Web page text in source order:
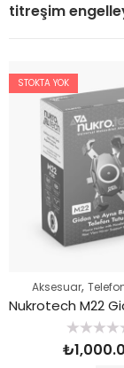
titreşim
STOKTA YOK
Aksesuar,
5
üzerinden
₺